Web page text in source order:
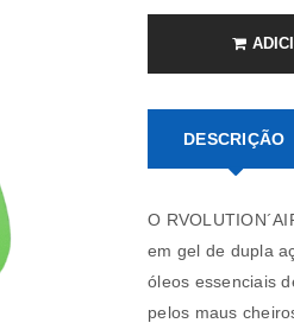
DESCRIÇÃO
O
em gel de dupla
óleos essenciais
pelos maus